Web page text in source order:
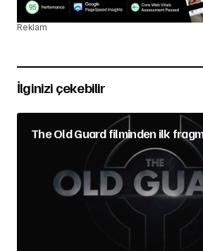
Reklam
İlginizi çekebilir
The Old Guard filminden ilk